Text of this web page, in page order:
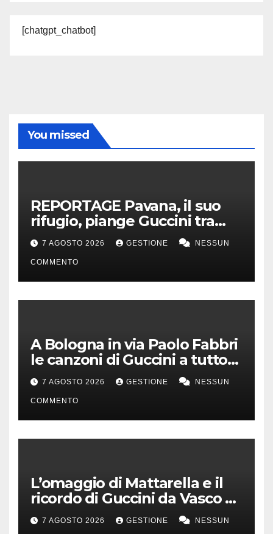
[chatgpt_chatbot]
You missed
REPORTAGE Pavana, il suo
rifugio, piange Guccini tra
silenzio, lacrime e fiori
7 AGOSTO 2026 GESTIONE NESSUN
COMMENTO
A Bologna in via Paolo Fabbri
le canzoni di Guccini a tutto
volume
7 AGOSTO 2026 GESTIONE NESSUN
COMMENTO
L’omaggio di Mattarella e il
ricordo di Guccini da Vasco a
Milo Manara
7 AGOSTO 2026 GESTIONE NESSUN